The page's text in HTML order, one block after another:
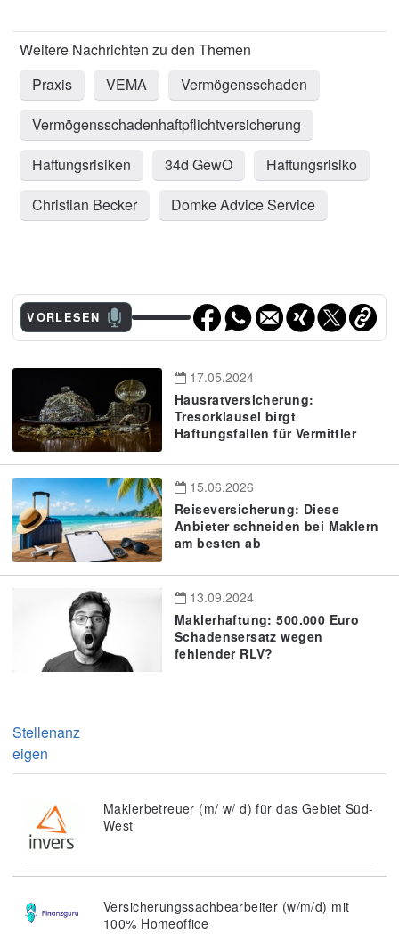
Praxis VEMA
Vermögensschaden
Vermögensschadenhaftpflichtversicherung
Haftungsrisiken
34d GewO
Haftungsrisiko
Christian Becker
Domke Advice Service
VORLESEN
17.05.2024
Hausratversicherung:
Tresorklausel birgt
Haftungsfallen für Vermittler
15.06.2026
Reiseversicherung: Diese
Anbieter schneiden bei Maklern
am besten ab
13.09.2024
Maklerhaftung: 500.000 Euro
Schadensersatz wegen
fehlender RLV?
Stellenanz
eigen
Maklerbetreuer (m/ w/ d) für das Gebiet Süd-
West
Versicherungssachbearbeiter (w/m/d) mit
100% Homeoffice